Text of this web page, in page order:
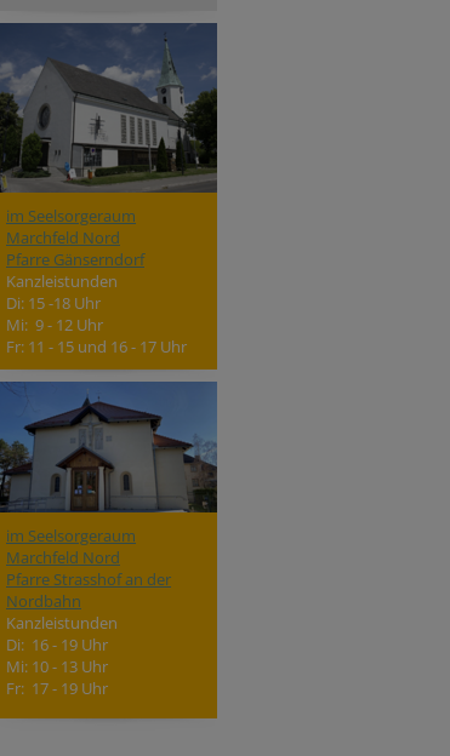
im Seelsorgeraum
Marchfeld Nord
Pfarre Gänserndorf
Kanzleistunden
Di: 15 -18 Uhr
Mi: 9 - 12 Uhr
Fr: 11 - 15 und 16 - 17 Uhr
im Seelsorgeraum
Marchfeld Nord
Pfarre Strasshof an der
Nordbahn
Kanzleistunden
Di: 16 - 19 Uhr
Mi: 10 - 13 Uhr
Fr: 17 - 19 Uhr